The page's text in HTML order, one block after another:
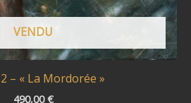
VENDU
– « La Mordorée »
490,00€